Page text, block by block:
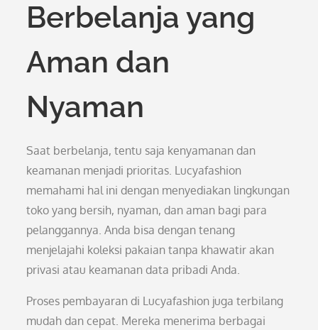
Berbelanja yang
Aman dan
Nyaman
Saat berbelanja, tentu saja kenyamanan dan
keamanan menjadi prioritas. Lucyafashion
memahami hal ini dengan menyediakan lingkungan
toko yang bersih, nyaman, dan aman bagi para
pelanggannya. Anda bisa dengan tenang
menjelajahi koleksi pakaian tanpa khawatir akan
privasi atau keamanan data pribadi Anda.
Proses pembayaran di Lucyafashion juga terbilang
mudah dan cepat. Mereka menerima berbagai